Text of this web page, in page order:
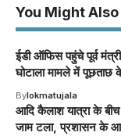
You Might
ईडी ऑफिस पहुंचे पूर्व
घोटाला मामले में पूछताछ
Bylokmatujala
आदि कैलाश यात्रा के बीच
जाम टला, प्रशासन के